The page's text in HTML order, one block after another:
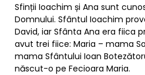
Sfinții Ioachim și Ana sunt
Domnului. Sfântul Ioachim
David, iar Sfânta Ana era fiica
avut trei fiice: Maria – mama
mama Sfântului Ioan
născut-o pe Fecioara Maria.